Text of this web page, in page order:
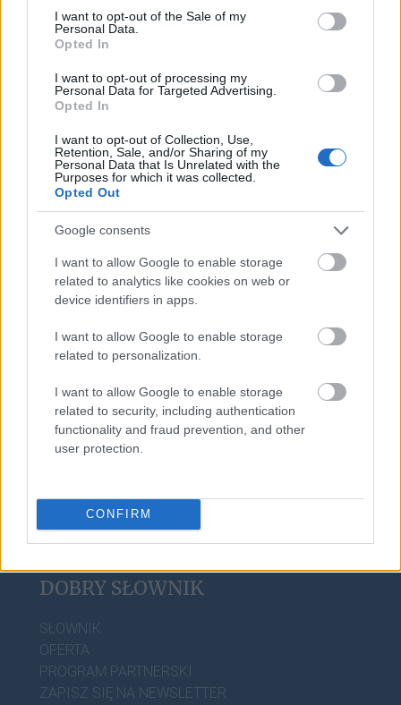
consent section.
I want to opt-out of the Sale of my
Personal Data.
Opted In
I want to opt-out of processing my
Personal Data for Targeted Advertising.
Opted In
I want to opt-out of Collection, Use,
Retention, Sale, and/or Sharing of my
Personal Data that Is Unrelated with the
Purposes for which it was collected.
Opted Out
Google consents
I want to allow Google to enable storage
related to analytics like cookies on web or
device identifiers in apps.
I want to allow Google to enable storage
related to personalization.
I want to allow Google to enable storage
related to security, including authentication
functionality and fraud prevention, and other
user protection.
CONFIRM
organigram— Pochodzenie
Ormianin
OSINT— OSINT — znaczenie dosłowne
osioł— Jak się nazywa zawrót głowy u osła?
Osóbka-Morawski — Skąd człon
Morawski, czyli o pochodzeniu nazwiska
Otto— Otto Mann — jeden z winnych
outsourcing — Pochodzenie słowa
owca Dolly— Trochę historii
DOBRY SŁOWNIK
SŁOWNIK
OFERTA
PROGRAM PARTNERSKI
ZAPISZ SIĘ NA NEWSLETTER